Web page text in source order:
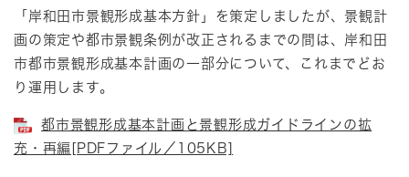
「岸和田市景観形成基本方針」を策定しましたが、景観計
画の策定や都市景観条例が改正されるまでの間は、岸和田
市都市景観形成基本計画の一部分について、これまでどお
り運用します。
都市景観形成基本計画と景観形成ガイドラインの拡
充・再編[PDFファイル／105KB]